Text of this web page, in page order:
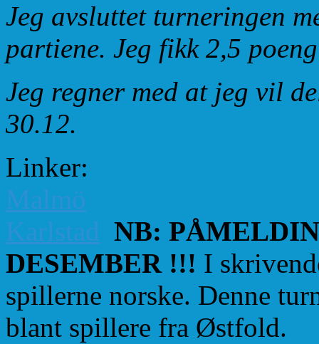
Jeg avsluttet turneringen
partiene. Jeg fikk 2,5
Jeg regner med at jeg vil
30.12.
Linker:
Malmö
Karlstad NB:
DESEMBER !!! I
spillerne norske. Denne
blant spillere fra Østfold.